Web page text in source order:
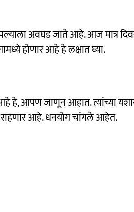
अवघड जाते आहे. आज मात्र
होणार आहे हे लक्षात घ्या.
हे, आपण जाणून आहात. त्यांच्या
आहे. धनयोग चांगले आहेत.